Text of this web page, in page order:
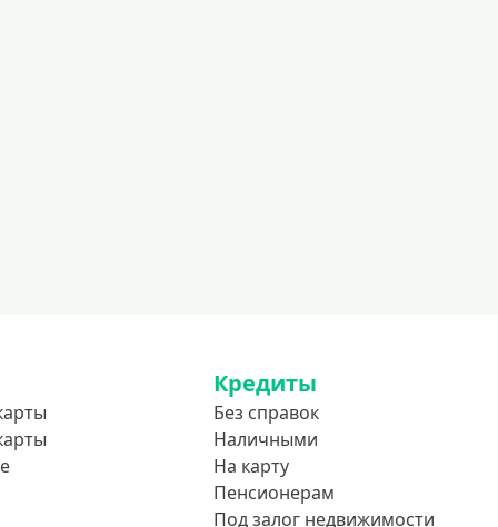
Кредиты
Без справок
Наличными
На карту
Пенсионерам
Под залог недвижимости